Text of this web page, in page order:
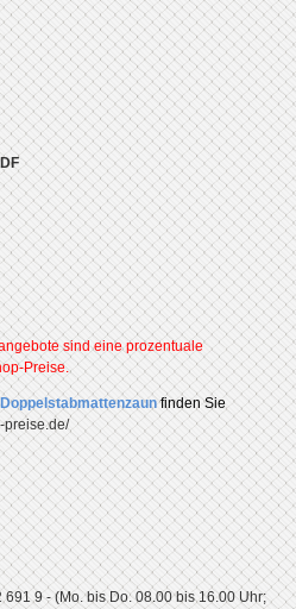
sind eine prozentuale
Preise.
Doppelstabmattenzaun finden Sie
preise.de/
9 - (Mo. bis Do. 08.00 bis 16.00 Uhr;